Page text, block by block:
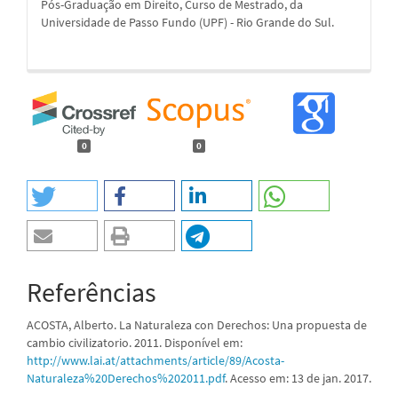
Pós-Graduação em Direito, Curso de Mestrado, da
Universidade de Passo Fundo (UPF) - Rio Grande do Sul.
0 0
Referências
ACOSTA, Alberto. La Naturaleza con Derechos: Una propuesta de
cambio civilizatorio. 2011. Disponível em:
http://www.lai.at/attachments/article/89/Acosta-
Naturaleza%20Derechos%202011.pdf. Acesso em: 13 de jan. 2017.